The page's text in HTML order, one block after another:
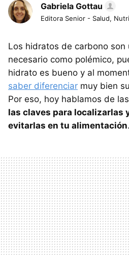
Gabriela Gottau
Editora Senior - Salud,
Los hidratos de carbono son
necesario como polémico,
hidrato es bueno y al
saber diferenciar muy bien
Por eso, hoy hablamos de las
las claves para localizarlas
evitarlas en tu alimentación.